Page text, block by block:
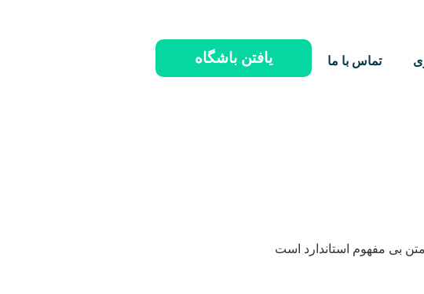
تماس با ما یافتن باشگاه
بی مفهوم استاندارد است